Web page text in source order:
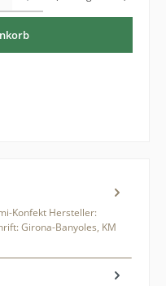
Konfekt Hersteller:
Girona-Banyoles, KM